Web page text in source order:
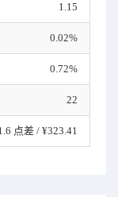
1.15
0.02%
0.72%
22
点差 / ¥323.41